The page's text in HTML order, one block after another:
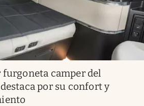
furgoneta camper del
por su confort y